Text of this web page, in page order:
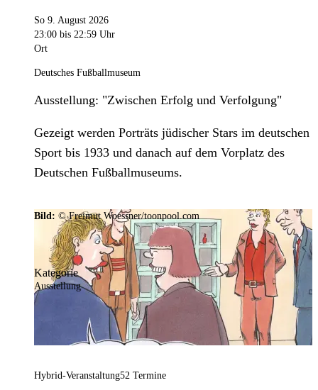
So 9. August 2026
23:00 bis 22:59 Uhr
Ort
Deutsches Fußballmuseum
Ausstellung: "Zwischen Erfolg und Verfolgung"
Gezeigt werden Porträts jüdischer Stars im deutschen
Sport bis 1933 und danach auf dem Vorplatz des
Deutschen Fußballmuseums.
Bild: © Freimut Woessner/toonpool.com
Kategorie
Ausstellung
Hybrid-Veranstaltung52 Termine